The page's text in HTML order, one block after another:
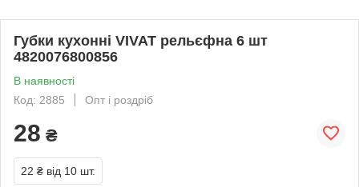
Губки кухонні VIVAT рельєфна 6 шт
4820076800856
В наявності
Код: 2885
Опт і роздріб
28 ₴
22 ₴ від 10 шт.